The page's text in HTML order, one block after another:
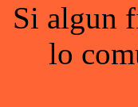
Si algun
lo